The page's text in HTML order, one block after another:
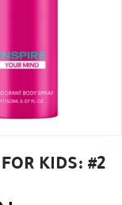
KIDS: #2